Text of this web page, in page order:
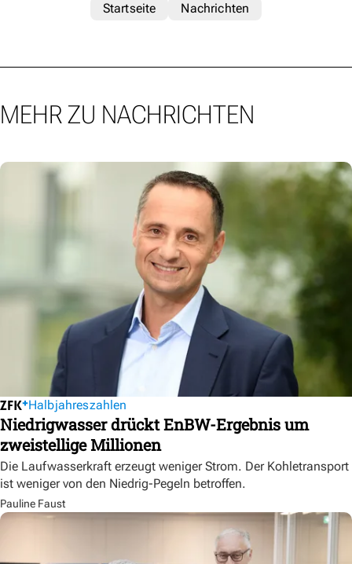
Startseite
Nachrichten
MEHR ZU NACHRICHTEN
Halbjahreszahlen
Niedrigwasser drückt EnBW-Ergebnis um
zweistellige Millionen
Die Laufwasserkraft erzeugt weniger Strom. Der Kohletransport
ist weniger von den Niedrig-Pegeln betroffen.
Pauline Faust